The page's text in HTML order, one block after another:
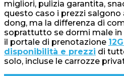
migliori, pulizia garantita,
questo caso i prezzi salgono
dong, ma la differenza di
soprattutto se dormi male in
il portale di prenotazione
disponibilità e prezzi di
solo, incluse le carrozze